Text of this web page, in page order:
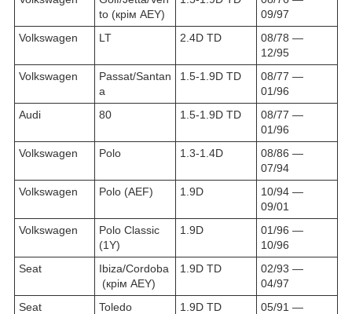
to (крім AEY)
09/97
Volkswagen
LT 2.4D TD
08/78 ―
12/95
Volkswagen
Passat/Santan
a
1.5-1.9D TD
08/77 ―
01/96
Audi
80 1.5-1.9D TD
08/77 ―
01/96
Volkswagen
Polo 1.3-1.4D
08/86 ―
07/94
Volkswagen
Polo (AEF) 1.9D
10/94 ―
09/01
Volkswagen
Polo Classic
(1Y)
1.9D
01/96 ―
10/96
Seat
Ibiza/Cordoba
(крім AEY)
1.9D TD
02/93 ―
04/97
Seat
Toledo 1.9D TD
05/91 ―